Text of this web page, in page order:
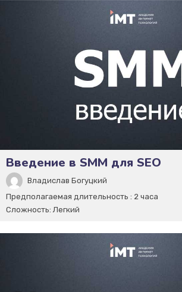
Введение в SMM для SEO
Владислав Богуцкий
Предполагаемая длительность : 2 часа
Сложность:Легкий